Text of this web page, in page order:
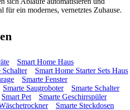
für ein modernes, vernetztes Zuhause.
Smart Home Haus
Schalter
Smart Home Starter Sets Haus
Smarte Fenster
Smarte Saugroboter
Smarte Schalter
Smart Pet
Smarte Geschirrspüler
Smarte Steckdosen